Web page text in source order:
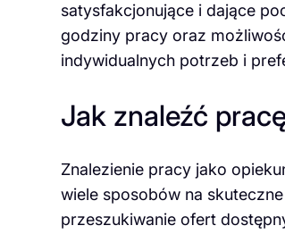
satysfakcjonujące i dające
godziny pracy oraz
indywidualnych potrzeb i
Jak znaleźć
Znalezienie pracy jako
wiele sposobów na
przeszukiwanie ofert